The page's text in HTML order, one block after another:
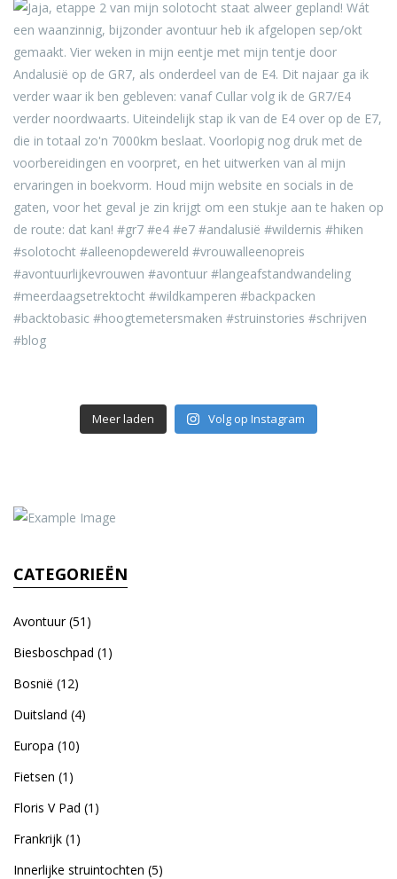
Meer laden Volg op Instagram
CATEGORIEËN
Avontuur(51)
Biesboschpad (1)
Bosnië (12)
Duitsland (4)
Europa (10)
Fietsen (1)
Floris V Pad (1)
Frankrijk (1)
Innerlijke struintochten (5)